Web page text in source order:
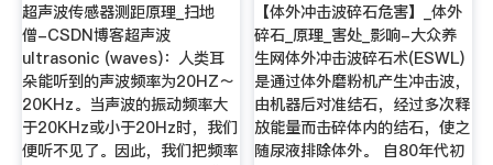
超声波传感器测距原理_扫地
僧-CSDN博客超声波
ultrasonic (waves)：人类耳
朵能听到的声波频率为20HZ～
20KHz。当声波的振动频率大
于20KHz或小于20Hz时，我们
便听不见了。因此，我们把频率
【体外冲击波碎石危害】_体外
碎石_原理_害处_影响-大众养
生网体外冲击波碎石术(ESWL)
是通过体外磨粉机产生冲击波，
由机器后对准结石，经过多次释
放能量而击碎体内的结石，使之
随尿液排除体外。 自80年代初